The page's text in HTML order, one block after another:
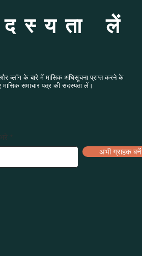
लें
और ब्लॉग के बारे में मासिक अधिसूचना प्राप्त करने के
मासिक समाचार पत्र की सदस्यता लें।
अभी ग्राहक बनें